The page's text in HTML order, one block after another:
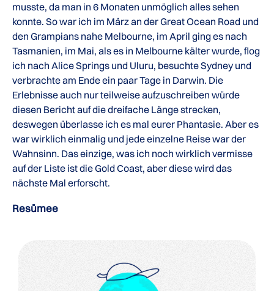
musste, da man in 6 Monaten unmöglich alles sehen
konnte. So war ich im März an der Great Ocean Road und
den Grampians nahe Melbourne, im April ging es nach
Tasmanien, im Mai, als es in Melbourne kälter wurde, flog
ich nach Alice Springs und Uluru, besuchte Sydney und
verbrachte am Ende ein paar Tage in Darwin. Die
Erlebnisse auch nur teilweise aufzuschreiben würde
diesen Bericht auf die dreifache Länge strecken,
deswegen überlasse ich es mal eurer Phantasie. Aber es
war wirklich einmalig und jede einzelne Reise war der
Wahnsinn. Das einzige, was ich noch wirklich vermisse
auf der Liste ist die Gold Coast, aber diese wird das
nächste Mal erforscht.
Resümee